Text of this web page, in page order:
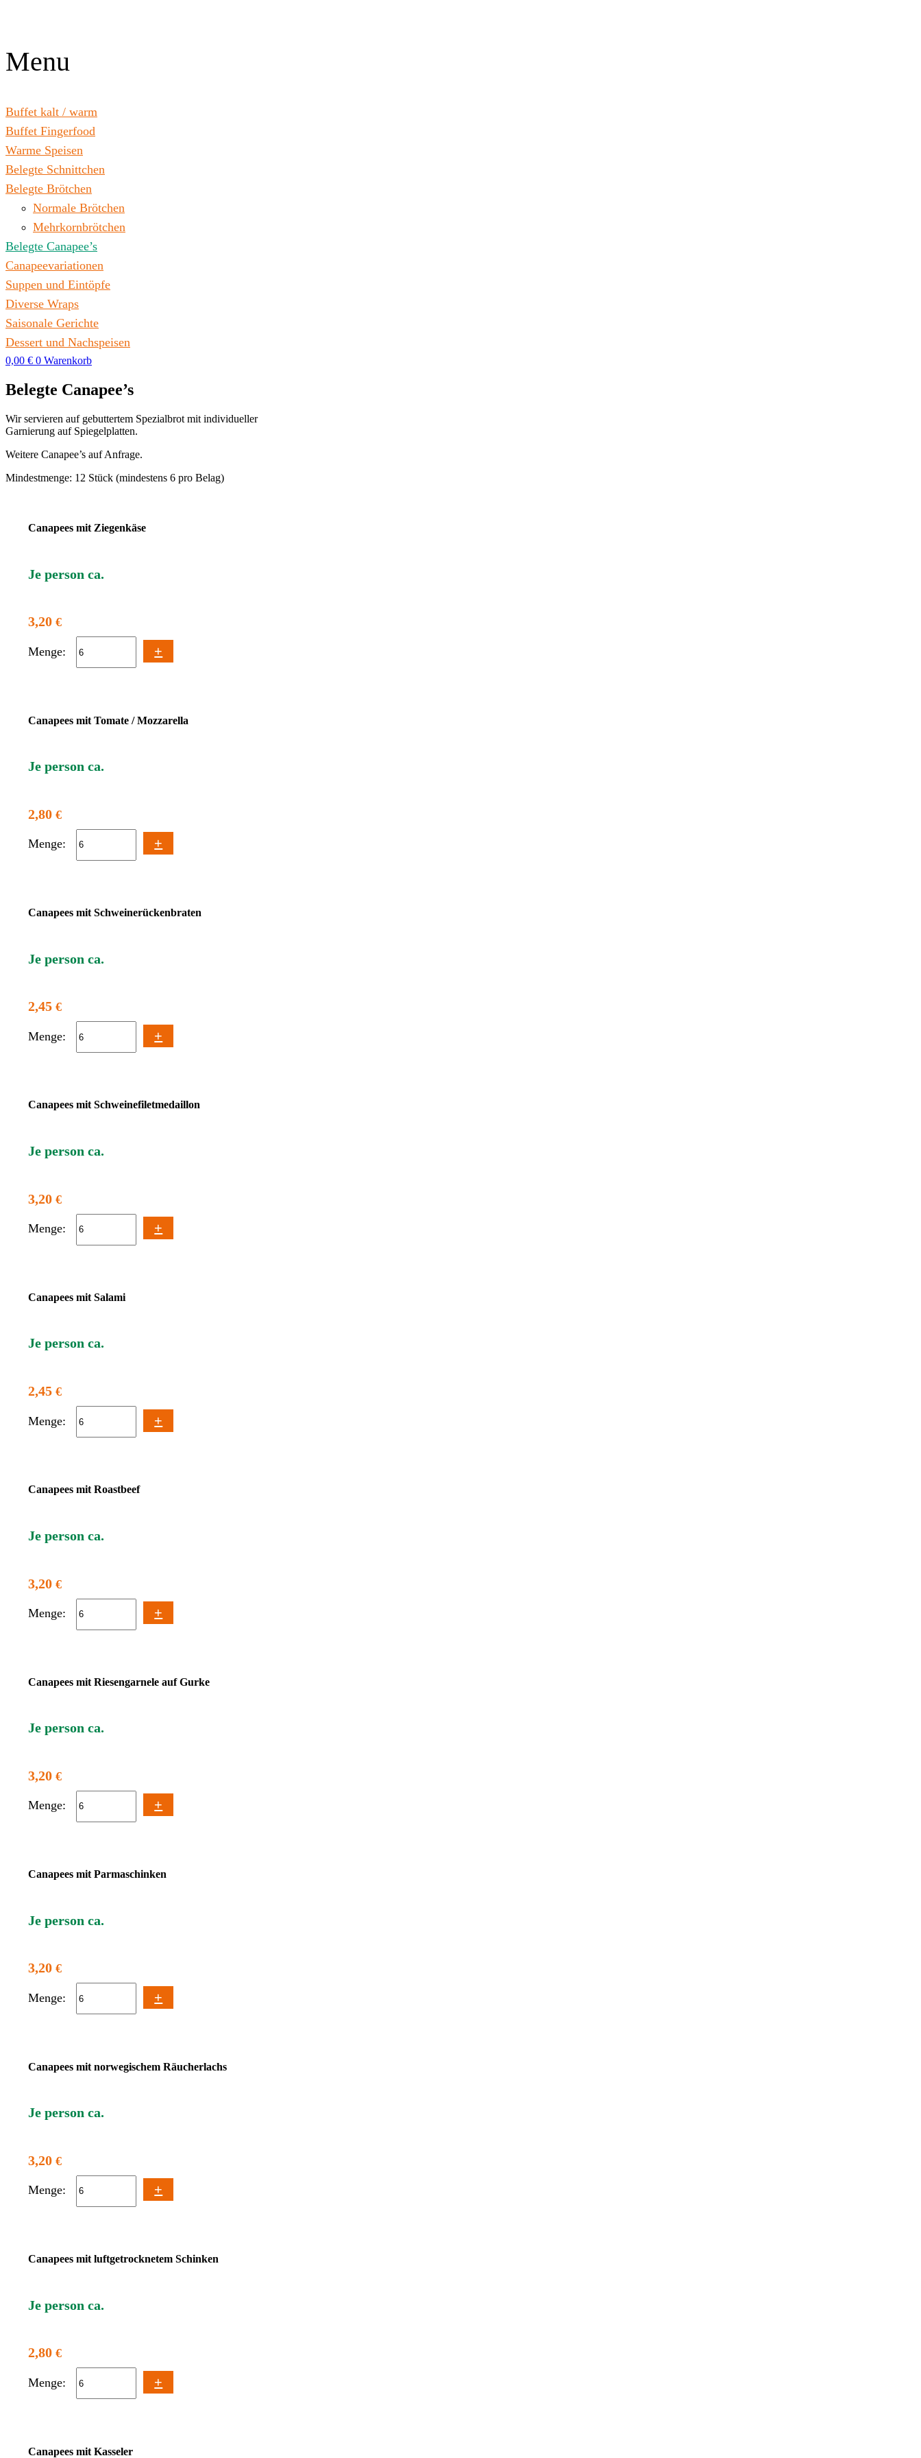
Menu
Buffet kalt / warm
Buffet Fingerfood
Warme Speisen
Belegte Schnittchen
Belegte Brötchen
Normale Brötchen
Mehrkornbrötchen
Belegte Canapee’s
Canapeevariationen
Suppen und Eintöpfe
Diverse Wraps
Saisonale Gerichte
Dessert und Nachspeisen
0,00 € 0 Warenkorb
Belegte Canapee’s
Wir servieren auf gebuttertem Spezialbrot mit individueller
Garnierung auf Spiegelplatten.
Weitere Canapee’s auf Anfrage.
Mindestmenge: 12 Stück (mindestens 6 pro Belag)
Canapees mit Ziegenkäse
Je person ca.
3,20€
Menge: +
Canapees mit Tomate / Mozzarella
Je person ca.
2,80€
Menge: +
Canapees mit Schweinerückenbraten
Je person ca.
2,45€
Menge: +
Canapees mit Schweinefiletmedaillon
Je person ca.
3,20€
Menge: +
Canapees mit Salami
Je person ca.
2,45€
Menge: +
Canapees mit Roastbeef
Je person ca.
3,20€
Menge: +
Canapees mit Riesengarnele auf Gurke
Je person ca.
3,20€
Menge: +
Canapees mit Parmaschinken
Je person ca.
3,20€
Menge: +
Canapees mit norwegischem Räucherlachs
Je person ca.
3,20€
Menge: +
Canapees mit luftgetrocknetem Schinken
Je person ca.
2,80€
Menge: +
Canapees mit Kasseler